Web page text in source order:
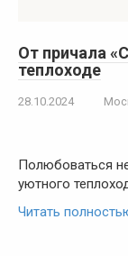
От причала
теплоходе
28.10.2024
Полюбоваться
уютного
Читать